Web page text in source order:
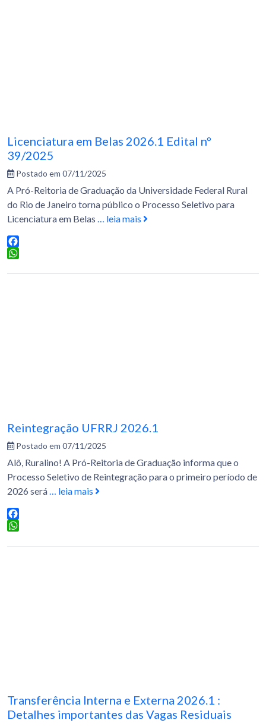
Licenciatura em Belas 2026.1 Edital nº
39/2025
Postado em 07/11/2025
A Pró-Reitoria de Graduação da Universidade Federal Rural
do Rio de Janeiro torna público o Processo Seletivo para
Licenciatura em Belas … leia mais
Facebook
Reintegração UFRRJ 2026.1
Postado em 07/11/2025
Alô, Ruralino! A Pró-Reitoria de Graduação informa que o
Processo Seletivo de Reintegração para o primeiro período de
2026 será… leia mais
Facebook
Transferência Interna e Externa 2026.1 :
Detalhes importantes das Vagas Residuais